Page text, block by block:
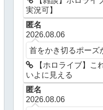
実況可】
匿名
2026.08.06
首をかき切るポーズ
【ホロライブ】こ
いよに見える
匿名
2026.08.06